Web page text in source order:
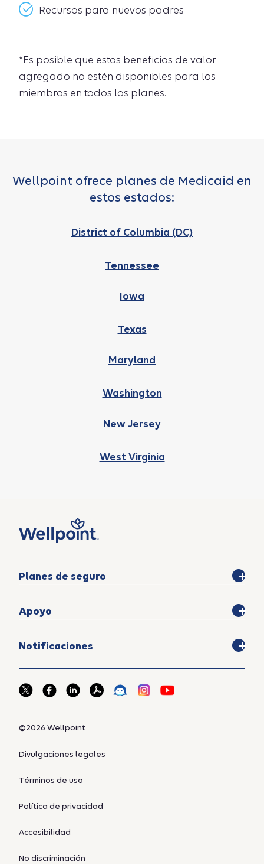
Recursos para nuevos padres
*Es posible que estos beneficios de valor
agregado no estén disponibles para los
miembros en todos los planes.
Wellpoint ofrece planes de Medicaid en
estos estados:
District of Columbia (DC)
Tennessee
Iowa
Texas
Maryland
Washington
New Jersey
West Virginia
Planes de seguro
Apoyo
Notificaciones
©2026 Wellpoint
Divulgaciones legales
Términos de uso
Política de privacidad
Accesibilidad
No discriminación